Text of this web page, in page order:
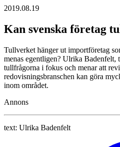
2019.08.19
Kan svenska företag
Tullverket hänger ut importföretag
menas egentligen? Ulrika Badenfelt,
tullfrågorna i fokus och menar att
redovisningsbranschen kan göra
inom området.
Annons
text: Ulrika Badenfelt